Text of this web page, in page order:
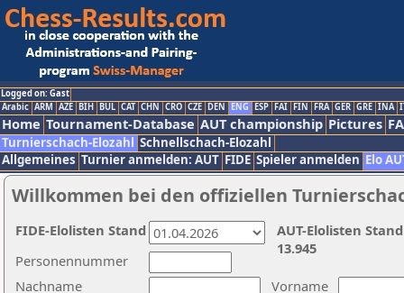
Logged on: Gast
Arabic ARM AZE BIH BUL CAT CHN CRO CZE DEN ENG ESP FAI FIN FRA GER GRE INA
Home Tournament-Database AUT championship Pictures
Turnierschach-Elozahl Schnellschach-Elozahl
Allgemeines Turnier anmelden: AUT FIDE Spieler anmelden Elo
Willkommen bei den offiziellen
Nachname
Vorname
Personennummer
AUT-Elolisten
13.945
FIDE-Elolisten Stand